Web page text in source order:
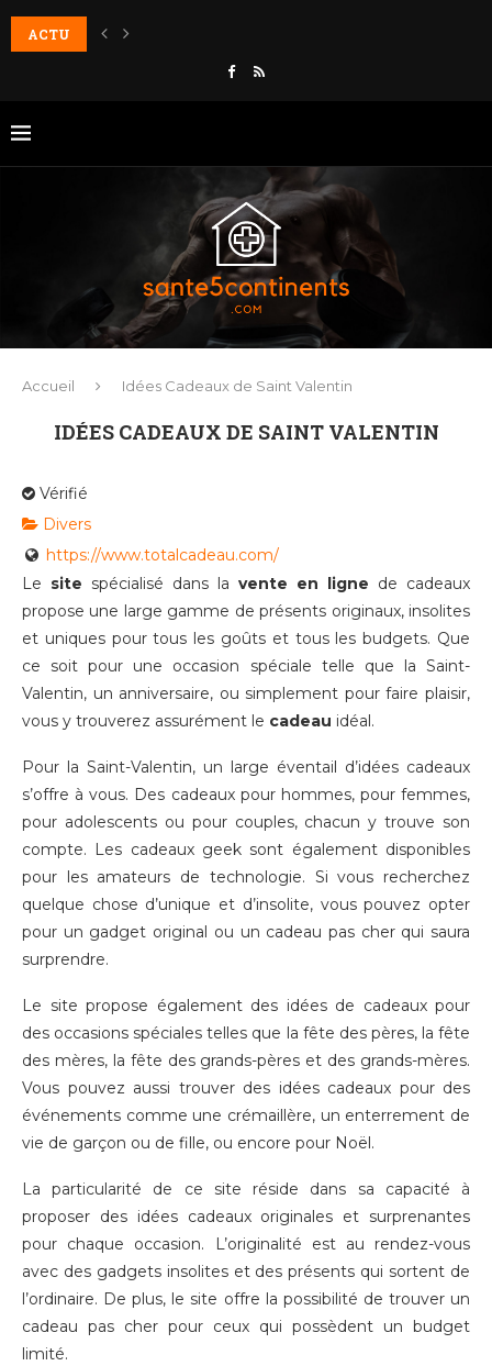
ACTU
6 astuces pour redonner de l’éclat à un visage fatigué
Accueil Idées Cadeaux de Saint Valentin
IDÉES CADEAUX DE SAINT VALENTIN
Vérifié
Divers
https://www.totalcadeau.com/
Le site spécialisé dans la vente en ligne de cadeaux
propose une large gamme de présents originaux, insolites
et uniques pour tous les goûts et tous les budgets. Que
ce soit pour une occasion spéciale telle que la Saint-
Valentin, un anniversaire, ou simplement pour faire plaisir,
vous y trouverez assurément le cadeau idéal.
Pour la Saint-Valentin, un large éventail d’idées cadeaux
s’offre à vous. Des cadeaux pour hommes, pour femmes,
pour adolescents ou pour couples, chacun y trouve son
compte. Les cadeaux geek sont également disponibles
pour les amateurs de technologie. Si vous recherchez
quelque chose d’unique et d’insolite, vous pouvez opter
pour un gadget original ou un cadeau pas cher qui saura
surprendre.
Le site propose également des idées de cadeaux pour
des occasions spéciales telles que la fête des pères, la fête
des mères, la fête des grands-pères et des grands-mères.
Vous pouvez aussi trouver des idées cadeaux pour des
événements comme une crémaillère, un enterrement de
vie de garçon ou de fille, ou encore pour Noël.
La particularité de ce site réside dans sa capacité à
proposer des idées cadeaux originales et surprenantes
pour chaque occasion. L’originalité est au rendez-vous
avec des gadgets insolites et des présents qui sortent de
l’ordinaire. De plus, le site offre la possibilité de trouver un
cadeau pas cher pour ceux qui possèdent un budget
limité.